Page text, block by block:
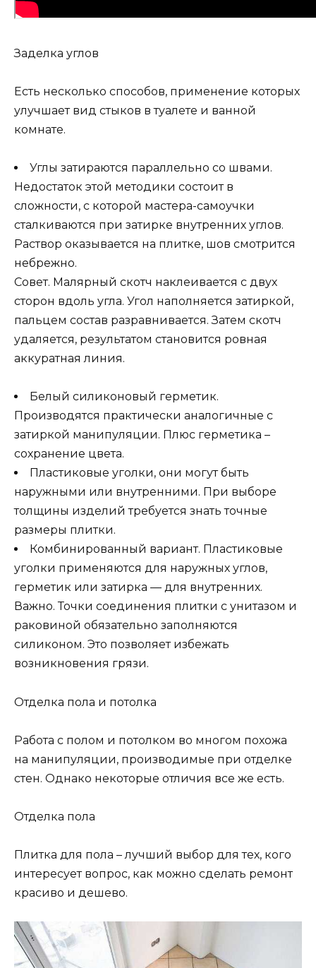
Заделка углов
Есть несколько способов, применение которых
улучшает вид стыков в туалете и ванной
комнате.
Углы затираются параллельно со швами.
Недостаток этой методики состоит в
сложности, с которой мастера-самоучки
сталкиваются при затирке внутренних углов.
Раствор оказывается на плитке, шов смотрится
небрежно.
Совет. Малярный скотч наклеивается с двух
сторон вдоль угла. Угол наполняется затиркой,
пальцем состав разравнивается. Затем скотч
удаляется, результатом становится ровная
аккуратная линия.
Белый силиконовый герметик.
Производятся практически аналогичные с
затиркой манипуляции. Плюс герметика –
сохранение цвета.
Пластиковые уголки, они могут быть
наружными или внутренними. При выборе
толщины изделий требуется знать точные
размеры плитки.
Комбинированный вариант. Пластиковые
уголки применяются для наружных углов,
герметик или затирка — для внутренних.
Важно. Точки соединения плитки с унитазом и
раковиной обязательно заполняются
силиконом. Это позволяет избежать
возникновения грязи.
Отделка пола и потолка
Работа с полом и потолком во многом похожа
на манипуляции, производимые при отделке
стен. Однако некоторые отличия все же есть.
Отделка пола
Плитка для пола – лучший выбор для тех, кого
интересует вопрос, как можно сделать ремонт
красиво и дешево.